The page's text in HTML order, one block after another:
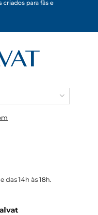
criados para fãs e
das 14h às 18h.